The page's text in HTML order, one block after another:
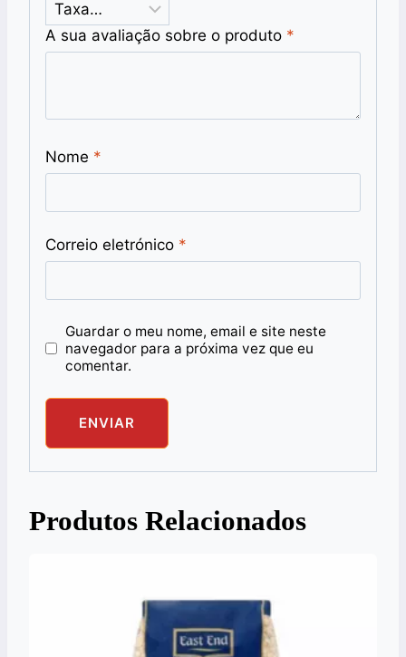
A sua avaliação sobre o produto *
Nome *
Correio eletrónico *
Guardar o meu nome, email e site neste
navegador para a próxima vez que eu
comentar.
Produtos Relacionados